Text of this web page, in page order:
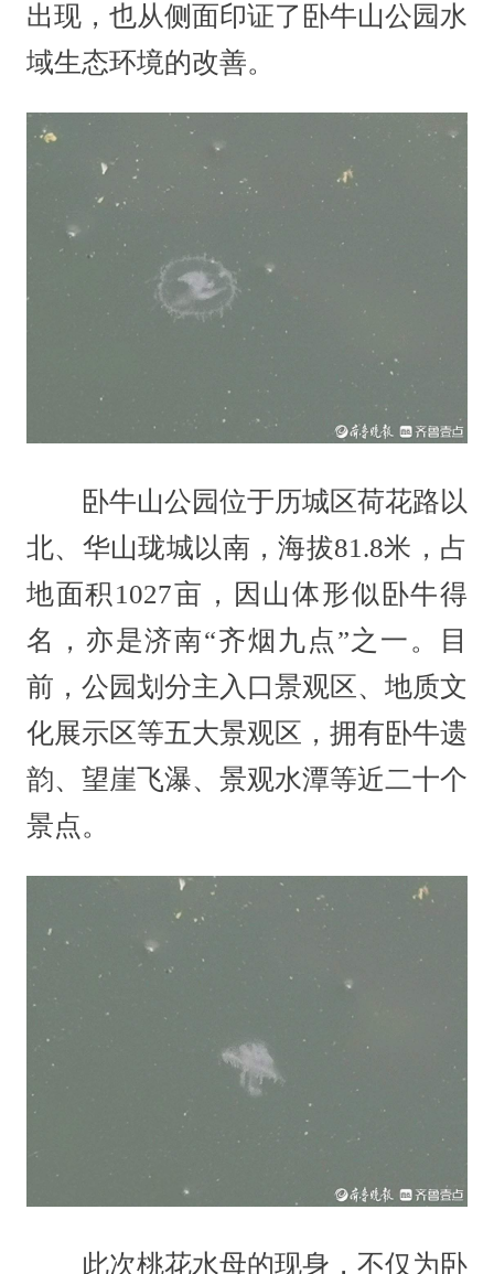
出现，也从侧面印证了卧牛山公园水
域生态环境的改善。
卧牛山公园位于历城区荷花路以
北、华山珑城以南，海拔81.8米，占
地面积1027亩，因山体形似卧牛得
名，亦是济南“齐烟九点”之一。目
前，公园划分主入口景观区、地质文
化展示区等五大景观区，拥有卧牛遗
韵、望崖飞瀑、景观水潭等近二十个
景点。
此次桃花水母的现身，不仅为卧